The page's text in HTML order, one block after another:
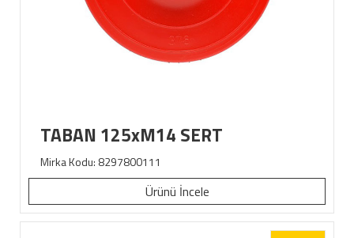
TABAN 125xM14 SERT
Mirka Kodu: 8297800111
Ürünü İncele